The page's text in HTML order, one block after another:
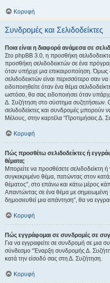
Κορυφή
Συνδρομές και Σελιδοδείκτες
Ποια είναι η διαφορά ανάμεσα σε
Στο phpBB 3.0, η προσθήκη
προσθήκη σελιδοδεικτών σε ένα
όταν υπήρχε μια επικαιροποίηση.
σελιδοδεικτών είναι περισσότερο σαν
ειδοποιηθείτε όταν ένα θέμα
ωστόσο, θα σας ειδοποιήσει όταν
Δ. Συζήτηση στο σύστημα συζητήσεων.
σελιδοδείκτες και συνδρομές μπορούν
Μέλους, στην καρτέλα “Προτιμήσεις Δ.
Κορυφή
Πώς προσθέτω σελιδοδείκτες ή
θέματα;
Μπορείτε να προσθέσετε σελιδοδείκτη
συγκεκριμένο θέμα, πατώντας στον
θέματος", στο επάνω και κάτω μέρος
Απαντώντας σε ένα θέμα με
δημοσιευθεί μια απάντηση”, θα να
Κορυφή
Πώς εγγράφομαι σε συνδρομές σε
Για να εγγραφείτε σε συνδρομή σε μια
σύνδεσμο “Έναρξη συνδρομής Δ.
κατά την είσοδό σας στη Δ. Συζήτηση.
Κορυφή